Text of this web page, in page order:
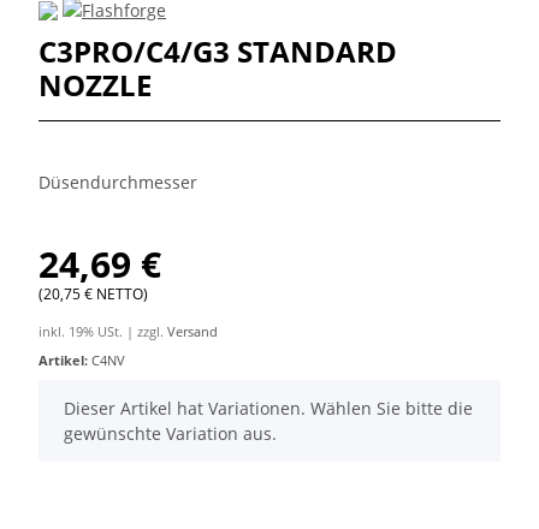
C3PRO/C4/G3 STANDARD
NOZZLE
Düsendurchmesser
24,69 €
(20,75 € NETTO)
inkl. 19% USt. | zzgl. Versand
Artikel: C4NV
x
Dieser Artikel hat Variationen. Wählen Sie bitte die
gewünschte Variation aus.